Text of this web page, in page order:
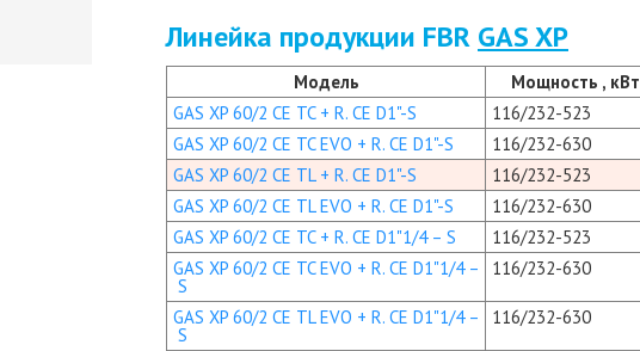
Линейка продукции FBR GAS XP
Модель Мощность , кВт
GAS XP 60/2 CE TC + R. CE D1"-S
116/232-523
GAS XP 60/2 CE TC EVO + R. CE D1"-S
116/232-630
GAS XP 60/2 CE TL + R. CE D1"-S
116/232-523
GAS XP 60/2 CE TL EVO + R. CE D1"-S
116/232-630
GAS XP 60/2 CE TC + R. CE D1"1/4 – S
116/232-523
GAS XP 60/2 CE TC EVO + R. CE D1"1/4 –
S
116/232-630
GAS XP 60/2 CE TL EVO + R. CE D1"1/4 –
S
116/232-630